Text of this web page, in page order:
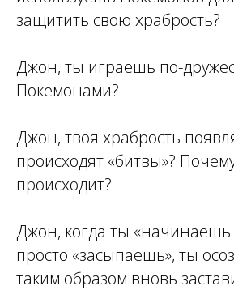
защитить свою храбрость?
Джон, ты играешь по-
Покемонами?
Джон, твоя храбрость
происходят «битвы»?
происходит?
Джон, когда ты «начинаешь
просто «засыпаешь», ты
таким образом вновь